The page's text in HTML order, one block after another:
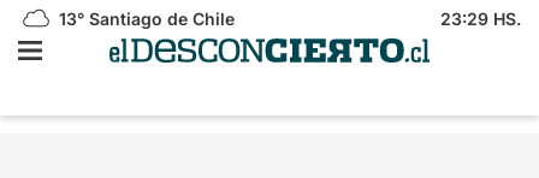
13° Santiago de Chile 23:29 HS.